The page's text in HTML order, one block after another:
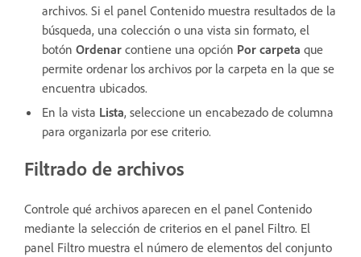
archivos. Si el panel Contenido muestra resultados de la
búsqueda, una colección o una vista sin formato, el
botón Ordenar contiene una opción Por carpeta que
permite ordenar los archivos por la carpeta en la que se
encuentra ubicados.
En la vista Lista, seleccione un encabezado de columna
para organizarla por ese criterio.
Filtrado de archivos
Controle qué archivos aparecen en el panel Contenido
mediante la selección de criterios en el panel Filtro. El
panel Filtro muestra el número de elementos del conjunto